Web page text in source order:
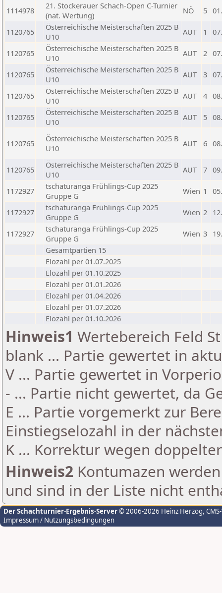
1114978
21. Stockerauer Schach-Open C-Turnier
(nat. Wertung)
NÖ 5
1120765
Österreichische Meisterschaften 2025 B
U10
AUT 1
1120765
Österreichische Meisterschaften 2025 B
U10
AUT 2
1120765
Österreichische Meisterschaften 2025 B
U10
AUT 3
1120765
Österreichische Meisterschaften 2025 B
U10
AUT 4
1120765
Österreichische Meisterschaften 2025 B
U10
AUT 5
1120765
Österreichische Meisterschaften 2025 B
U10
AUT 6
1120765
Österreichische Meisterschaften 2025 B
U10
AUT 7
1172927
tschaturanga Frühlings-Cup 2025
Gruppe G
Wien 1
1172927
tschaturanga Frühlings-Cup 2025
Gruppe G
Wien 2
1172927
tschaturanga Frühlings-Cup 2025
Gruppe G
Wien 3
Gesamtpartien 15
Elozahl per 01.07.2025
Elozahl per 01.10.2025
Elozahl per 01.01.2026
Elozahl per 01.04.2026
Elozahl per 01.07.2026
Elozahl per 01.10.2026
Hinweis1 Wertebereich Feld
blank ... Partie gewertet in
V ... Partie gewertet in
- ... Partie nicht gewertet, da
E ... Partie vorgemerkt zur
Einstiegselozahl in der
K ... Korrektur wegen
Hinweis2 Kontumazen
und sind in der Liste nicht
Der Schachturnier-Ergebnis-Server© 2006-2026 Heinz Herzog,
Impressum / Nutzungsbedingungen